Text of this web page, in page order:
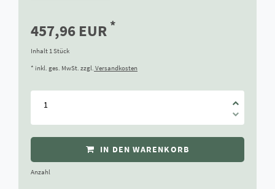
457,96 EUR *
Inhalt 1Stück
* inkl. ges. MwSt. zzgl. Versandkosten
IN DEN WARENKORB
Anzahl